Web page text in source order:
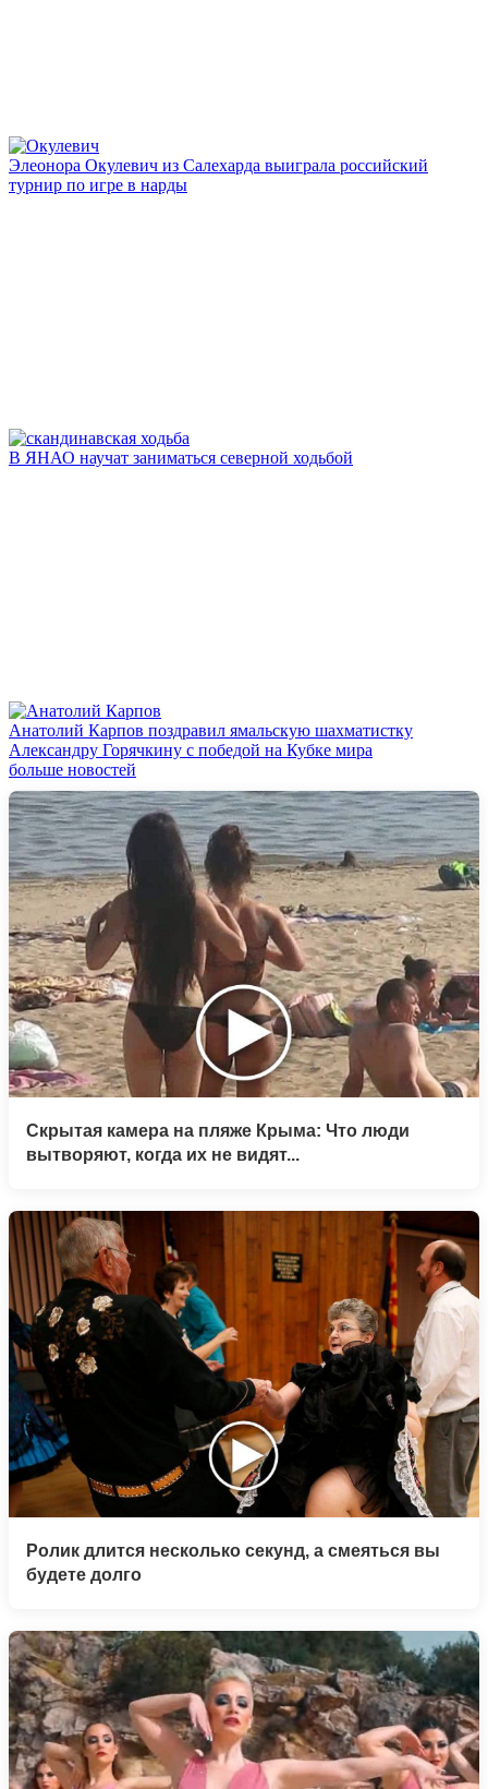
Элеонора Окулевич из Салехарда выиграла российский
турнир по игре в нарды
В ЯНАО научат заниматься северной ходьбой
Анатолий Карпов поздравил ямальскую шахматистку
Александру Горячкину с победой на Кубке мира
больше новостей
Скрытая камера на пляже Крыма: Что люди
вытворяют, когда их не видят...
Ролик длится несколько секунд, а смеяться вы
будете долго